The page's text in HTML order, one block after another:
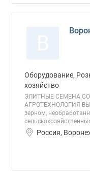
Оборудование,
хозяйство
ЭЛИТНЫЕ СЕМЕНА
АГРОТЕХНОЛОГИЯ
зерном,
Россия,